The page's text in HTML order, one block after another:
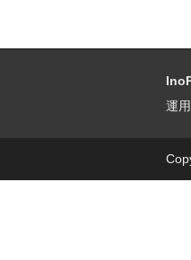
運